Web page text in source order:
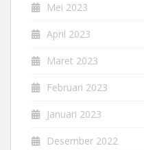
Mei 2023
April 2023
Maret 2023
Februari 2023
Januari 2023
Desember 2022